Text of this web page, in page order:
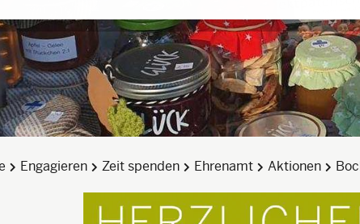
Engagieren Zeit spenden Ehrenamt Aktionen